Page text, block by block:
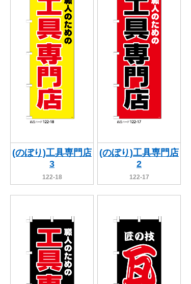
(のぼり)工具専門店
3
122-18
(のぼり)工具専門店
2
122-17